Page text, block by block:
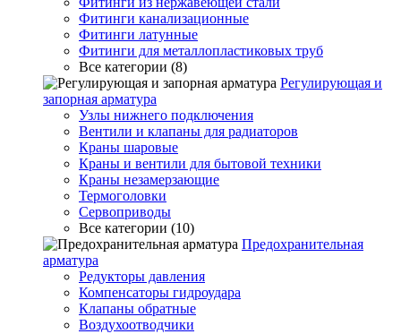
Фитинги канализационные
Фитинги латунные
Фитинги для металлопластиковых труб
Все категории (8)
Регулирующая и
запорная арматура
Узлы нижнего подключения
Вентили и клапаны для радиаторов
Краны шаровые
Краны и вентили для бытовой техники
Краны незамерзающие
Термоголовки
Сервоприводы
Все категории (10)
Предохранительная
арматура
Редукторы давления
Компенсаторы гидроудара
Клапаны обратные
Воздухоотводчики